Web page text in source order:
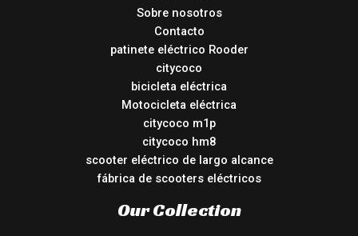
Sobre nosotros
Contacto
patinete eléctrico Rooder
citycoco
bicicleta eléctrica
Motocicleta eléctrica
citycoco m1p
citycoco hm8
scooter eléctrico de largo alcance
fábrica de scooters eléctricos
Our Collection